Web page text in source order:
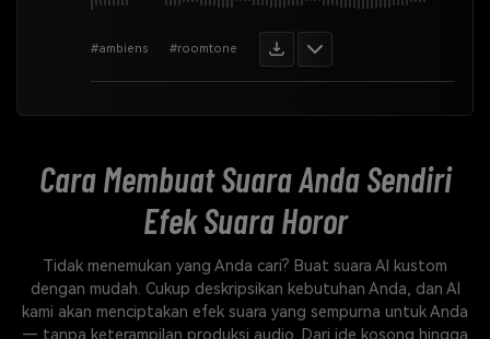
#ambiens #roomtone
Cara Membuat Suara Anda Sendiri
Efek Suara Horor
Tidak menemukan yang Anda cari? Buat suara AI kustom
dengan mudah. Cukup deskripsikan kebutuhan Anda, dan AI
kami akan menciptakan efek suara yang sempurna untuk Anda
— tanpa keterampilan produksi audio. Dari ide kosong hingga